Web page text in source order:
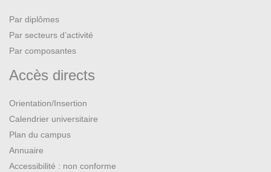
Par diplômes
Par secteurs d’activité
Par composantes
Accès directs
Orientation/Insertion
Calendrier universitaire
Plan du campus
Annuaire
Accessibilité : non conforme